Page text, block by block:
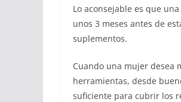
Lo aconsejable es que
unos 3 meses antes de
suplementos.
Cuando una mujer desea
herramientas, desde
suficiente para cubrir los